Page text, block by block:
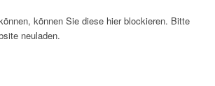
können Sie diese hier blockieren. Bitte
neuladen.